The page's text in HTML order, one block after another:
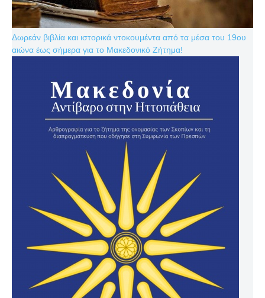
Δωρεάν βιβλία και ιστορικά ντοκουμέντα από τα μέσα του 19ου
αιώνα έως σήμερα για το Μακεδονικό Ζήτημα!